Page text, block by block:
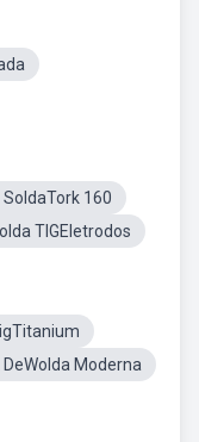
SoldaTork 160
TIGEletrodos
Moderna